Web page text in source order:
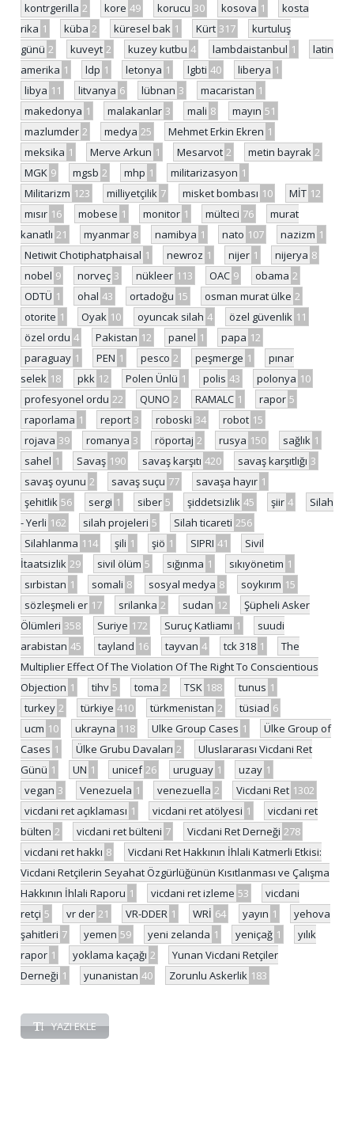
kontrgerilla 2 kore 49 korucu 30 kosova 1
kosta
rika 1 küba 2 küresel bak 1 Kürt 317
kurtuluş
günü 2 kuveyt 2 kuzey kutbu 4 lambdaistanbul 1
latin
amerika 1 ldp 1 letonya 1 lgbti 40 liberya 1
libya 11 litvanya 6 lübnan 3 macaristan 1
makedonya 1 malakanlar 3 mali 8 mayın 51
mazlumder 2 medya 25 Mehmet Erkin Ekren 1
meksika 1 Merve Arkun 1 Mesarvot 2 metin bayrak 2
MGK 9 mgsb 2 mhp 1 militarizasyon 1
Militarizm 123 milliyetçilik 7 misket bombası 10 MİT 12
mısır 16 mobese 1 monitor 1 mülteci 76
murat
kanatlı 21 myanmar 8 namibya 1 nato 107 nazizm 1
Netiwit Chotiphatphaisal 1 newroz 1 nijer 1 nijerya 8
nobel 9 norveç 3 nükleer 113 OAC 9 obama 2
ODTÜ 1 ohal 43 ortadoğu 15 osman murat ülke 2
otorite 1 Oyak 10 oyuncak silah 4 özel güvenlik 11
özel ordu 4 Pakistan 12 panel 1 papa 12
paraguay 1 PEN 1 pesco 2 peşmerge 1
pınar
selek 18 pkk 12 Polen Ünlü 1 polis 43 polonya 10
profesyonel ordu 22 QUNO 2 RAMALC 1 rapor 5
raporlama 1 report 3 roboski 34 robot 15
rojava 39 romanya 3 röportaj 2 rusya 150 sağlık 1
sahel 1 Savaş 190 savaş karşıtı 420 savaş karşıtlığı 3
savaş oyunu 2 savaş suçu 77 savaşa hayır 1
şehitlik 56 sergi 1 siber 5 şiddetsizlik 45 şiir 4
Silah
- Yerli 162 silah projeleri 5 Silah ticareti 256
Silahlanma 114 şili 1 şiö 1 SIPRI 41
Sivil
İtaatsizlik 29 sivil ölüm 5 sığınma 1 sıkıyönetim 1
sırbistan 1 somali 8 sosyal medya 8 soykırım 15
sözleşmeli er 17 srilanka 2 sudan 12
Şüpheli Asker
Ölümleri 358 Suriye 172 Suruç Katliamı 1
suudi
arabistan 45 tayland 16 tayvan 4 tck 318 1
The
Multiplier Effect Of The Violation Of The Right To Conscientious
Objection 1 tihv 5 toma 2 TSK 188 tunus 1
turkey 2 türkiye 410 türkmenistan 2 tüsiad 6
ucm 10 ukrayna 118 Ulke Group Cases 1
Ülke Group of
Cases 1 Ülke Grubu Davaları 2
Uluslararası Vicdani Ret
Günü 1 UN 1 unicef 26 uruguay 1 uzay 1
vegan 3 Venezuela 1 venezuella 2 Vicdani Ret 1302
vicdani ret açıklaması 1 vicdani ret atölyesi 1
vicdani ret
bülten 2 vicdani ret bülteni 7 Vicdani Ret Derneği 278
vicdani ret hakkı 8
Vicdani Ret Hakkının İhlali Katmerli Etkisi:
Vicdani Retçilerin Seyahat Özgürlüğünün Kısıtlanması ve Çalışma
Hakkının İhlali Raporu 1 vicdani ret izleme 53
vicdani
retçi 5 vr der 21 VR-DDER 1 WRİ 64 yayın 1
yehova
şahitleri 7 yemen 59 yeni zelanda 1 yeniçağ 1
yılık
rapor 1 yoklama kaçağı 2
Yunan Vicdani Retçiler
Derneği 1 yunanistan 40 Zorunlu Askerlik 183
YAZI EKLE